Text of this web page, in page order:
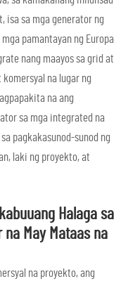
isa sa mga generator ng
pamantayan ng Europa
nang maayos sa grid at
na lugar ng
na ang
sa mga integrated na
pagkakasunod-sunod ng
laki ng proyekto, at
Halaga sa
May Mataas na
na proyekto, ang